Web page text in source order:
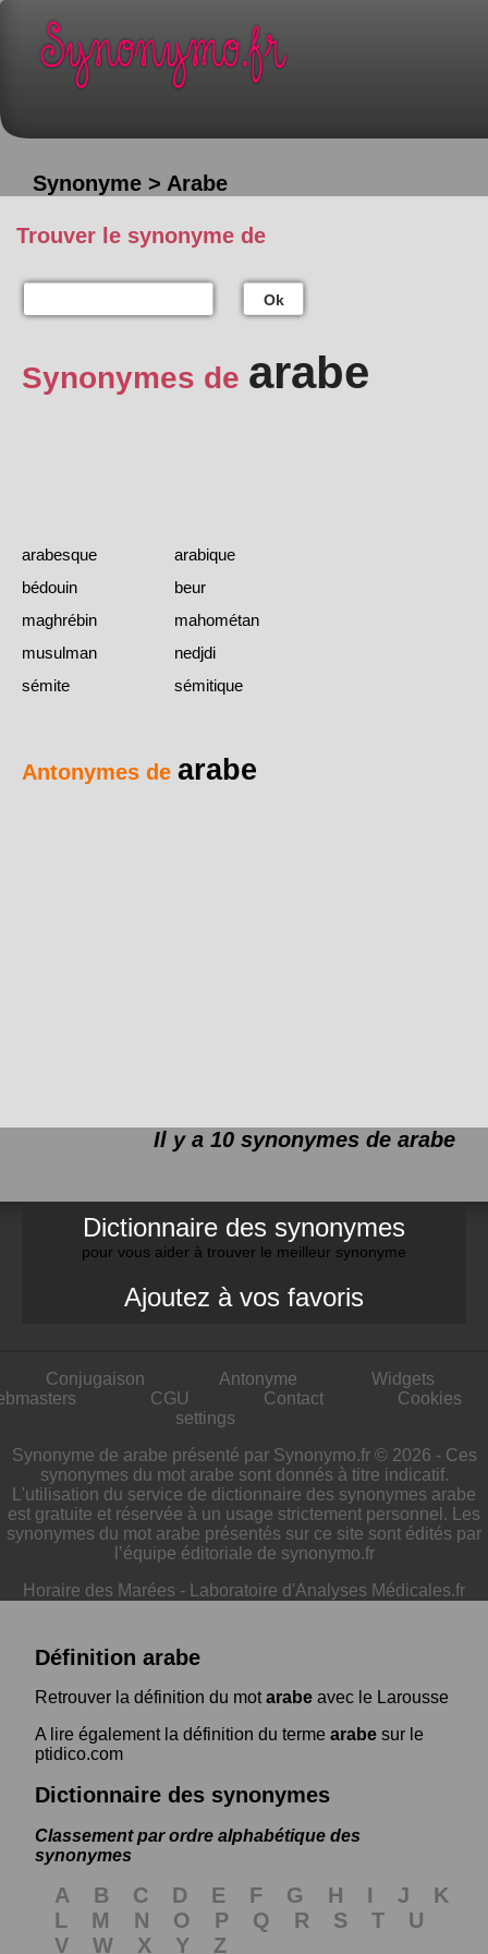
Synonyme > Arabe
Trouver le synonyme de
Ok
Synonymes de arabe
arabesque
arabique
bédouin
beur
maghrébin
mahométan
musulman
nedjdi
sémite
sémitique
Antonymes de arabe
Il y a 10 synonymes de arabe
Dictionnaire des synonymes
pour vous aider à trouver le meilleur synonyme
Ajoutez à vos favoris
Conjugaison Antonyme
Widgets
CGU Contact
Cookies
settings
Synonyme de arabe présenté par Synonymo.fr © 2026 - Ces
synonymes du mot arabe sont donnés à titre indicatif.
L'utilisation du service de dictionnaire des synonymes arabe
est gratuite et réservée à un usage strictement personnel. Les
synonymes du mot arabe présentés sur ce site sont édités par
l’équipe éditoriale de synonymo.fr
Horaire des Marées - Laboratoire d'Analyses Médicales.fr
Définition arabe
Retrouver la définition du motarabe avec le Larousse
A lire également la définition du terme arabe sur le
ptidico.com
Dictionnaire des synonymes
Classement par ordre alphabétique des
synonymes
A B C D E F G H I J
K
L
M N O P Q R S T
U
V
W X Y Z